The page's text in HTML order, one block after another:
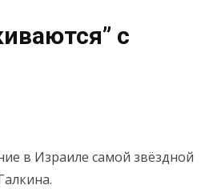
с
в Израиле самой звёздной